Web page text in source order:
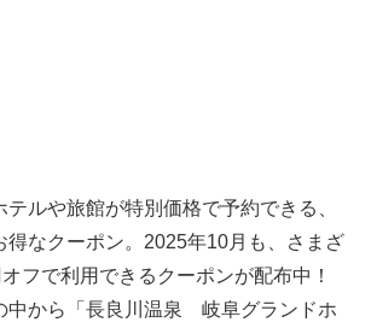
ルや旅館が特別価格で予約できる、
得なクーポン。2025年10月も、さまざ
フで利用できるクーポンが配布中！
中から「長良川温泉 岐阜グランドホ